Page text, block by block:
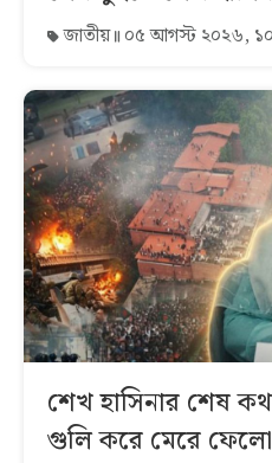
জাতীয় ০৫ আগস্ট ২০২৬,
শেখ হাসিনার শেষ
গুলি করে মেরে